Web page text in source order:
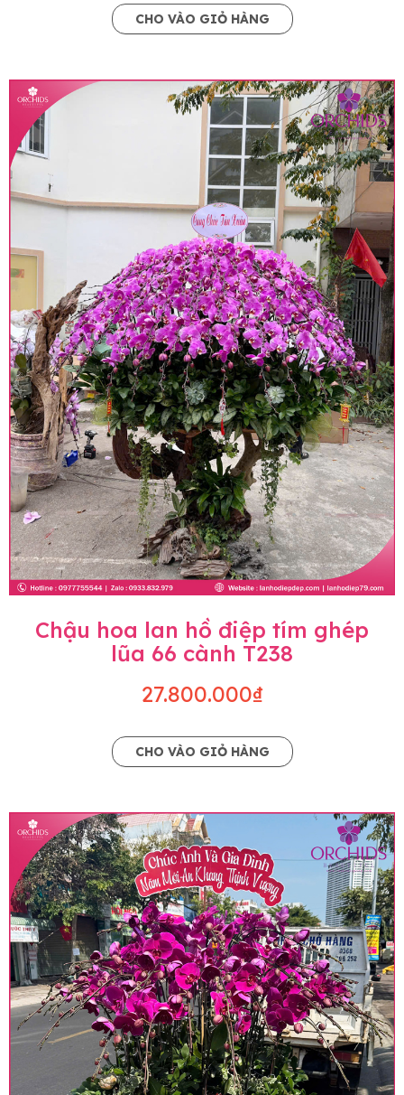
CHO VÀO GIỎ HÀNG
Chậu hoa lan hồ điệp tím ghép
lũa 66 cành T238
27.800.000₫
CHO VÀO GIỎ HÀNG